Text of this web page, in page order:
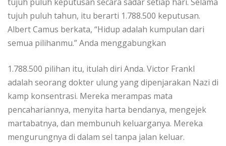
tujuh puluh tahun, itu berarti 1.788.500 keputusan.
Albert Camus berkata, “Hidup adalah kumpulan dari
semua pilihanmu.” Anda menggabungkan
1.788.500 pilihan itu, itulah diri Anda. Victor Frankl
adalah seorang dokter ulung yang dipenjarakan Nazi di
kamp konsentrasi. Mereka merampas mata
pencahariannya, menyita harta bendanya, mengejek
martabatnya, dan membunuh keluarganya. Mereka
mengurungnya di dalam sel tanpa jalan keluar.